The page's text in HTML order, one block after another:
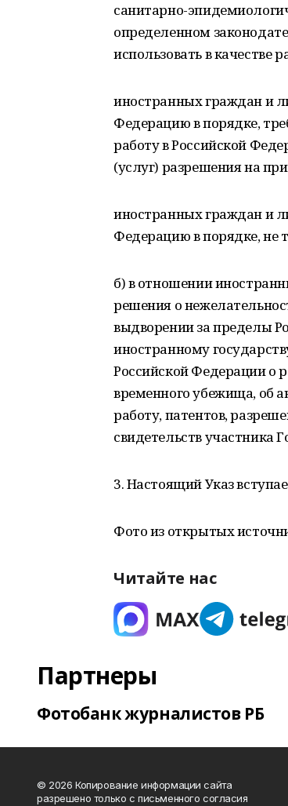
санитарно-
определенном
использовать в качестве
иностранных граждан и
Федерацию в порядке,
работу в Российской
(услуг) разрешения на
иностранных граждан и
Федерацию в порядке, не
б) в отношении
решения о
выдворении за пределы
иностранному
Российской Федерации о
временного убежища, об
работу, патентов,
свидетельств участника
3. Настоящий Указ
Фото из открытых
Читайте нас
Партнеры
Фотобанк журналистов РБ
© 2026 Копирование информации сайта
разрешено только с письменного согласия